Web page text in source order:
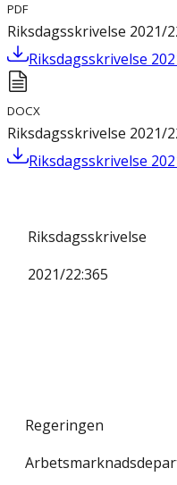
PDF
Riksdagsskrivelse 2021/
Riksdagsskrivelse
DOCX
Riksdagsskrivelse 2021/
Riksdagsskrivelse
Riksdagsskrivelse
2021/22:365
Regeringen